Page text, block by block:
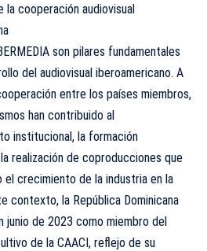
la cooperación audiovisual
son pilares fundamentales
del audiovisual iberoamericano. A
entre los países miembros,
han contribuido al
institucional, la formación
realización de coproducciones que
el crecimiento de la industria en la
contexto, la República Dominicana
junio de 2023 como miembro del
de la CAACI, reflejo de su